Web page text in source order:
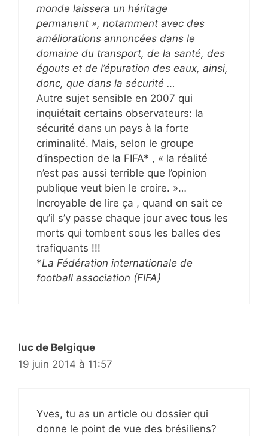
monde laissera un héritage
permanent », notamment avec des
améliorations annoncées dans le
domaine du transport, de la santé, des
égouts et de l’épuration des eaux, ainsi,
donc, que dans la sécurité …
Autre sujet sensible en 2007 qui
inquiétait certains observateurs: la
sécurité dans un pays à la forte
criminalité. Mais, selon le groupe
d’inspection de la FIFA* , « la réalité
n’est pas aussi terrible que l’opinion
publique veut bien le croire. »…
Incroyable de lire ça , quand on sait ce
qu’il s’y passe chaque jour avec tous les
morts qui tombent sous les balles des
trafiquants !!!
*La Fédération internationale de
football association (FIFA)
luc de Belgique
19 juin 2014 à 11:57
Yves, tu as un article ou dossier qui
donne le point de vue des brésiliens?